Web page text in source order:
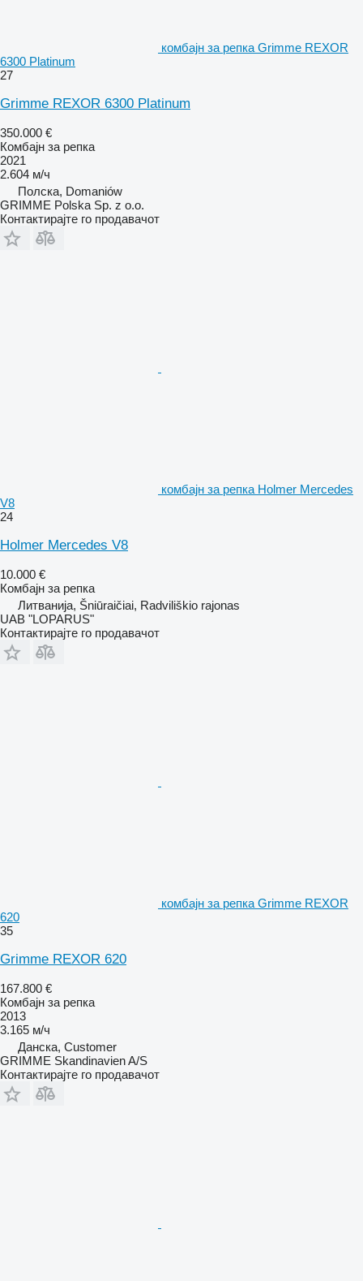
комбајн за репка Grimme REXOR
6300 Platinum
27
Grimme REXOR 6300 Platinum
350.000 €
Комбајн за репка
2021
2.604 м/ч
Полска, Domaniów
GRIMME Polska Sp. z o.o.
Контактирајте го продавачот
комбајн за репка Holmer Mercedes
V8
24
Holmer Mercedes V8
10.000 €
Комбајн за репка
Литванија, Šniūraičiai, Radviliškio rajonas
UAB "LOPARUS"
Контактирајте го продавачот
комбајн за репка Grimme REXOR
620
35
Grimme REXOR 620
167.800 €
Комбајн за репка
2013
3.165 м/ч
Данска, Customer
GRIMME Skandinavien A/S
Контактирајте го продавачот